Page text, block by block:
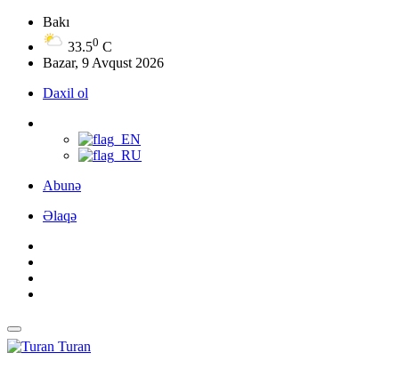
Bakı
33.50 C
Bazar, 9 Avqust 2026
Daxil ol
Abunə
Əlaqə
Turan